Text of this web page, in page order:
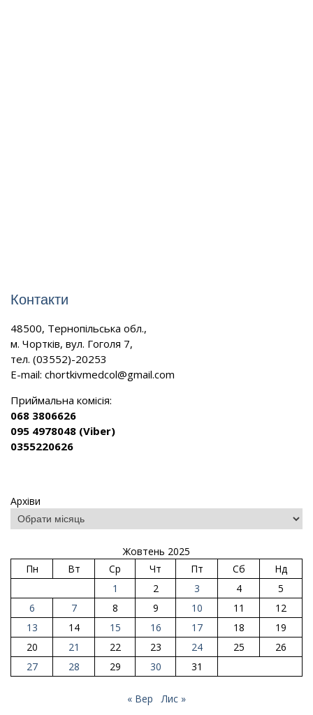
Контакти
48500, Тернопільська обл.,
м. Чортків, вул. Гоголя 7,
тел. (03552)-20253
E-mail: chortkivmedcol@gmail.com
Приймальна комісія:
068 3806626
095 4978048 (Viber)
0355220626
Архіви
Жовтень 2025
Пн
Вт Ср Чт Пт Сб
Нд
1
2 3 4
5
6
7 8 9 10 11
12
13
14 15 16 17 18
19
20
21 22 23 24 25
26
27
28 29 30 31
« Вер Лис »